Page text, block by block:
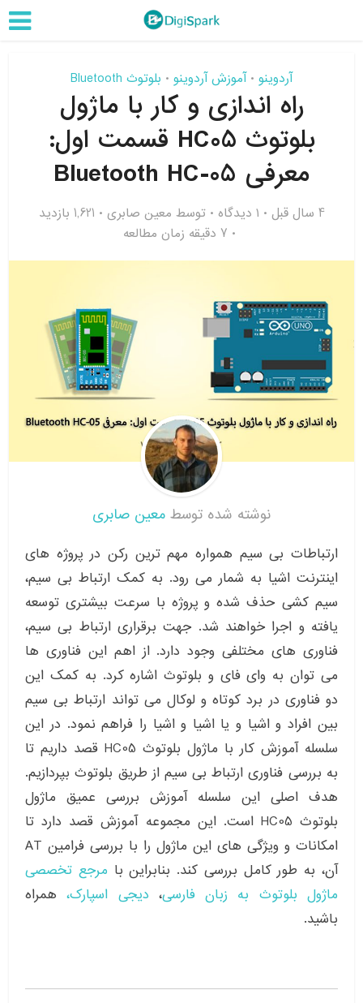
آردوینو • آموزش آردوینو • بلوتوث Bluetooth
راه اندازی و کار با ماژول
بلوتوث HC05 قسمت اول:
معرفی Bluetooth HC-05
4 سال قبل ۱ دیدگاه توسط معین صابری
1,621 بازدید
7 دقیقه زمان مطالعه
نوشته شده توسط معین صابری
ارتباطات بی سیم همواره مهم ترین رکن در پروژه های
اینترنت اشیا به شمار می رود. به کمک ارتباط بی سیم،
سیم کشی حذف شده و پروژه با سرعت بیشتری توسعه
یافته و اجرا خواهند شد. جهت برقراری ارتباط بی سیم،
فناوری های مختلفی وجود دارد. از اهم این فناوری ها
می توان به وای فای و بلوتوث اشاره کرد. به کمک این
دو فناوری در برد کوتاه و لوکال می تواند ارتباط بی سیم
بین افراد و اشیا و یا اشیا و اشیا را فراهم نمود. در این
سلسله آموزش کار با ماژول بلوتوث HC05 قصد داریم تا
به بررسی فناوری ارتباط بی سیم از طریق بلوتوث بپردازیم.
هدف اصلی این سلسله آموزش بررسی عمیق ماژول
بلوتوث HC05 است. این مجموعه آموزش قصد دارد تا
امکانات و ویژگی های این ماژول را با بررسی فرامین AT
آن، به طور کامل بررسی کند. بنابراین با مرجع تخصصی
ماژول بلوتوث به زبان فارسی، دیجی اسپارک،همراه
باشید.